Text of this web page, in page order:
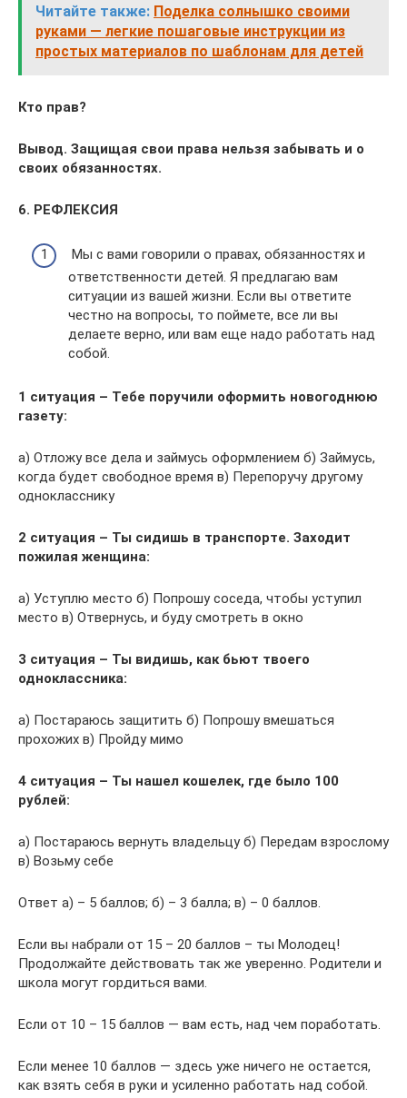
Читайте также: Поделка солнышко своими
руками — легкие пошаговые инструкции из
простых материалов по шаблонам для детей
Кто прав?
Вывод. Защищая свои права нельзя забывать и о
своих обязанностях.
6. РЕФЛЕКСИЯ
Мы с вами говорили о правах, обязанностях и
ответственности детей. Я предлагаю вам
ситуации из вашей жизни. Если вы ответите
честно на вопросы, то поймете, все ли вы
делаете верно, или вам еще надо работать над
собой.
1 ситуация – Тебе поручили оформить новогоднюю
газету:
а) Отложу все дела и займусь оформлением б) Займусь,
когда будет свободное время в) Перепоручу другому
однокласснику
2 ситуация – Ты сидишь в транспорте. Заходит
пожилая женщина:
а) Уступлю место б) Попрошу соседа, чтобы уступил
место в) Отвернусь, и буду смотреть в окно
3 ситуация – Ты видишь, как бьют твоего
одноклассника:
а) Постараюсь защитить б) Попрошу вмешаться
прохожих в) Пройду мимо
4 ситуация – Ты нашел кошелек, где было 100
рублей:
а) Постараюсь вернуть владельцу б) Передам взрослому
в) Возьму себе
Ответ а) – 5 баллов; б) – 3 балла; в) – 0 баллов.
Если вы набрали от 15 – 20 баллов – ты Молодец!
Продолжайте действовать так же уверенно. Родители и
школа могут гордиться вами.
Если от 10 – 15 баллов — вам есть, над чем поработать.
Если менее 10 баллов — здесь уже ничего не остается,
как взять себя в руки и усиленно работать над собой.